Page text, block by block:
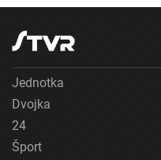
Jednotka
Dvojka
24
Šport